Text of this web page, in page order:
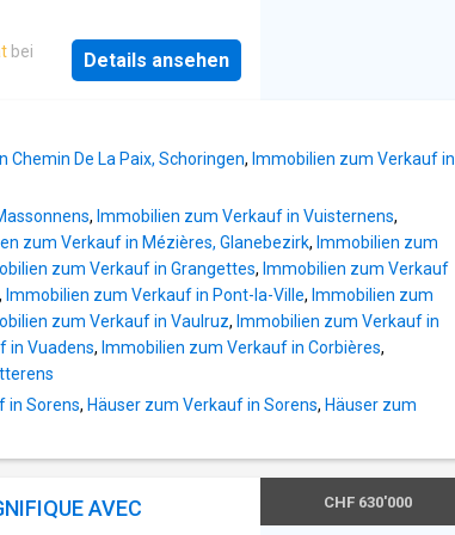
m2Terrasse 71
20 m2Hochwertige
Auf einem sehr
3.035 m² bietet es eine
und alles ist
Außerdem sind alle
erreichbar, was die
Sie sich die
werden Sie
weitgehend den
entspricht. Dreifache
am Rand,
nur wenige Elemente, die
Fahrzeuge wie
bei
Details ansehen
Chemin De La Paix, Schoringen, Immobilien zum Verkauf in
, Immobilien zum Verkauf in Vuisternens,
zum Verkauf in Mézières, Glanebezirk, Immobilien zum
zum Verkauf in Grangettes, Immobilien zum Verkauf
, Immobilien zum Verkauf in Pont-la-Ville, Immobilien zum
zum Verkauf in Vaulruz, Immobilien zum Verkauf in
in Vuadens, Immobilien zum Verkauf in Corbières,
in Sorens, Häuser zum Verkauf in Sorens, Häuser zum
AVEC
CHF 630'000